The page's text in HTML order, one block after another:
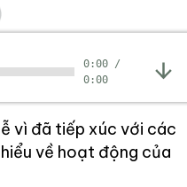
0:00 /
0:00
vì đã tiếp xúc với các
về hoạt động của